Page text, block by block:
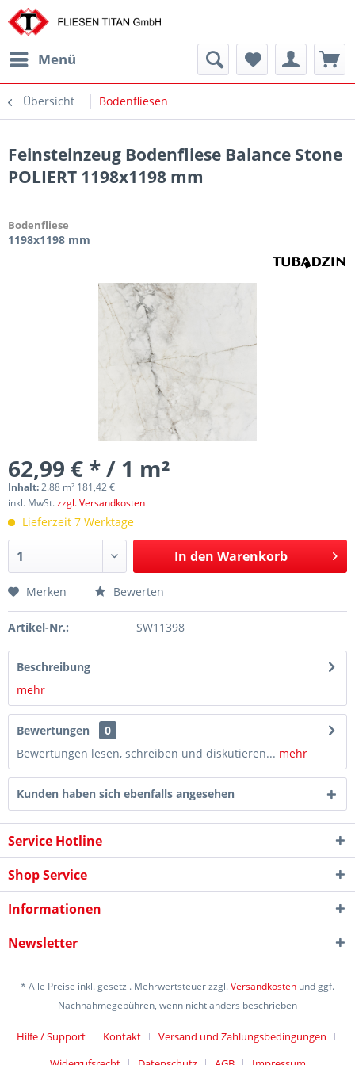
Menü
Übersicht Bodenfliesen
Feinsteinzeug Bodenfliese Balance Stone
POLIERT 1198x1198 mm
Bodenfliese
1198x1198 mm
62,99 € * / 1 m²
Inhalt:2.88 m² 181,42 €
inkl. MwSt.zzgl. Versandkosten
Lieferzeit 7 Werktage
In den Warenkorb
Merken Bewerten
Artikel-Nr.: SW11398
Beschreibung
mehr
Bewertungen
0
Bewertungen lesen, schreiben und diskutieren... mehr
Kunden haben sich ebenfalls angesehen
Service Hotline
Shop Service
Informationen
Newsletter
* Alle Preise inkl. gesetzl. Mehrwertsteuer zzgl.Versandkosten und ggf.
Nachnahmegebühren, wenn nicht anders beschrieben
Hilfe / Support Kontakt
Versand und Zahlungsbedingungen